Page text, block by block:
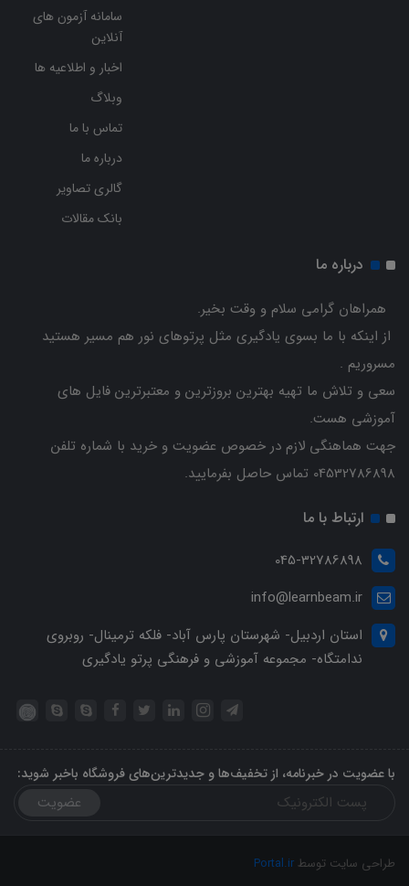
سامانه آزمون های
آنلاین
اخبار و اطلاعیه ها
وبلاگ
تماس با ما
درباره ما
گالری تصاویر
بانک مقالات
درباره ما
همراهان گرامی سلام و وقت بخیر.
از اینکه با ما بسوی یادگیری مثل پرتوهای نور هم مسیر هستید
مسروریم .
سعی و تلاش ما تهیه بهترین بروزترین و معتبرترین فایل های
آموزشی هست.
جهت هماهنگی لازم در خصوص عضویت و خرید با شماره تلفن
04532786898 تماس حاصل بفرمایید.
ارتباط با ما
045-32786898
info@learnbeam.ir
استان اردبیل- شهرستان پارس آباد- فلکه ترمینال- روبروی
ندامتگاه- مجموعه آموزشی و فرهنگی پرتو یادگیری
با عضویت در خبرنامه، از تخفیف‌ها و جدیدترین‌های فروشگاه باخبر شوید:
عضویت
طراحی سایت توسط Portal.ir